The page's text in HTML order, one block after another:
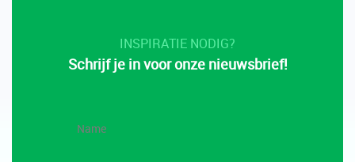
INSPIRATIE NODIG?
Schrijf je in voor onze nieuwsbrief!